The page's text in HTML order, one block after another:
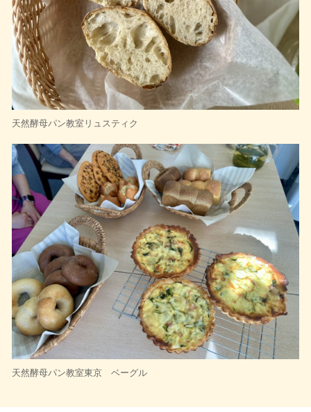
天然酵母パン教室リュスティク
天然酵母パン教室東京 ベーグル